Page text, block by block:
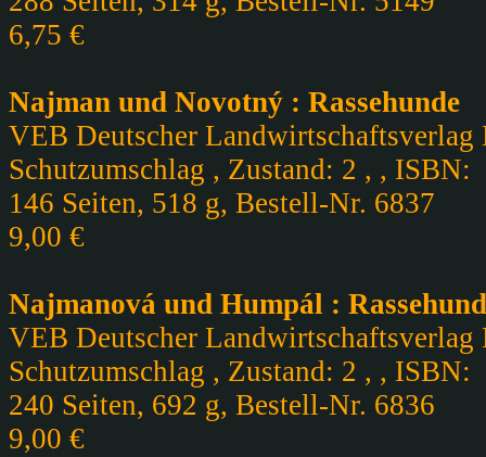
6,75 €
Najman und Novotný : Rassehunde
VEB Deutscher
Schutzumschlag , Zustand: 2 , , ISBN:
146 Seiten, 518 g, Bestell-Nr. 6837
9,00 €
Najmanová und Humpál :
VEB Deutscher
Schutzumschlag , Zustand: 2 , , ISBN:
240 Seiten, 692 g, Bestell-Nr. 6836
9,00 €